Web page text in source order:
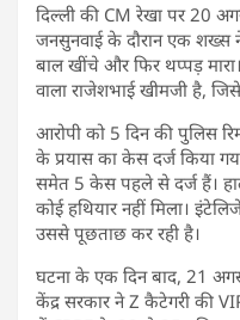
दिल्ली की CM रेखा पर 20
जनसुनवाई के दौरान एक शख्स
बाल खींचे और फिर थप्पड़
वाला राजेशभाई खीमजी है,
आरोपी को 5 दिन की पुलिस
के प्रयास का केस दर्ज किया
समेत 5 केस पहले से दर्ज हैं।
कोई हथियार नहीं मिला।
उससे पूछताछ कर रही है।
घटना के एक दिन बाद, 21
केंद्र सरकार ने Z कैटेगरी की